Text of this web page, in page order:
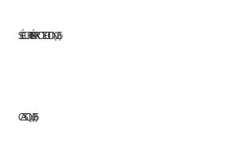
SÉCURITÉ & PROTECTION26
CASQUE6